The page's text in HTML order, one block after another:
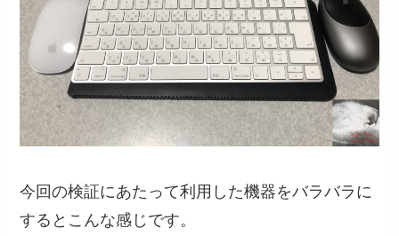
今回の検証にあたって利用した機器をバラバラに
するとこんな感じです。